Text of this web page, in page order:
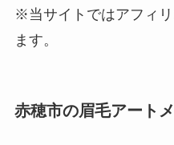
※当サイトではアフィ
ます。
赤穂市の眉毛アート